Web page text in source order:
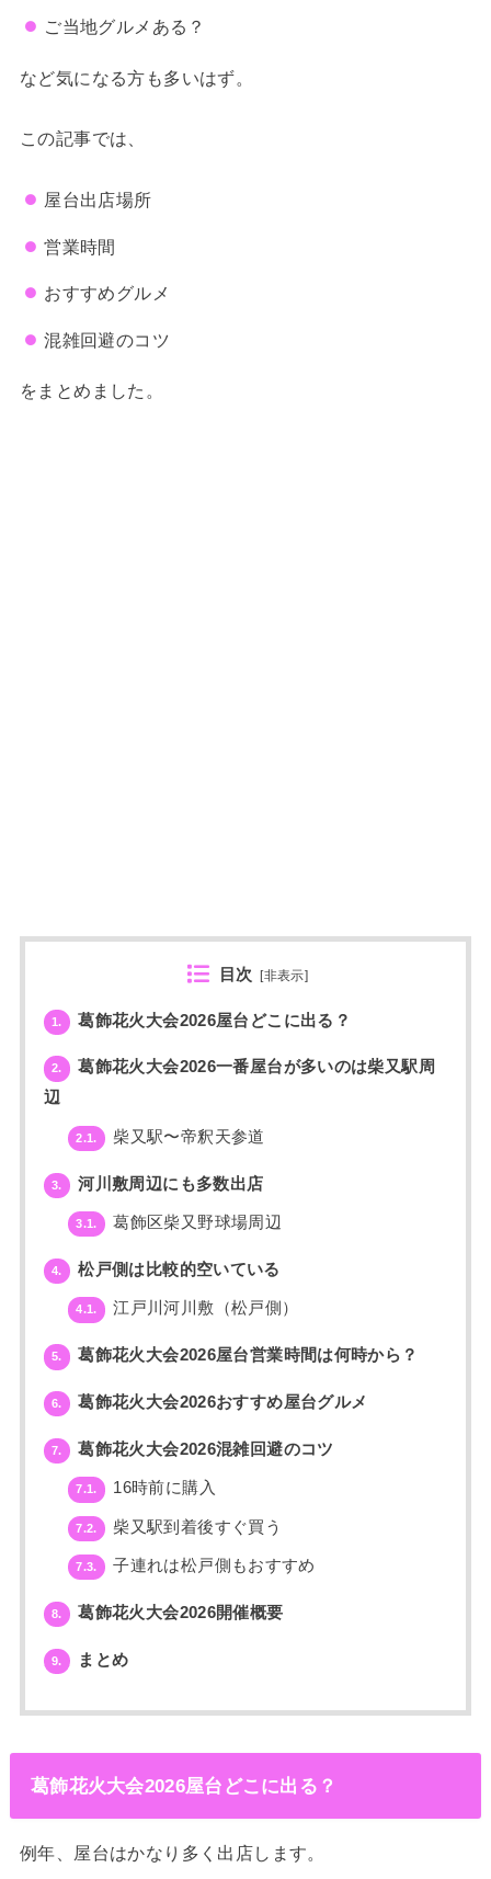
ご当地グルメある？
など気になる方も多いはず。
この記事では、
屋台出店場所
営業時間
おすすめグルメ
混雑回避のコツ
をまとめました。
目次 [非表示]
1. 葛飾花火大会2026屋台どこに出る？
2.
葛飾花火大会2026一番屋台が多いのは柴又駅周
辺
2.1. 柴又駅〜帝釈天参道
3. 河川敷周辺にも多数出店
3.1. 葛飾区柴又野球場周辺
4. 松戸側は比較的空いている
4.1. 江戸川河川敷（松戸側）
5. 葛飾花火大会2026屋台営業時間は何時から？
6. 葛飾花火大会2026おすすめ屋台グルメ
7. 葛飾花火大会2026混雑回避のコツ
7.1. 16時前に購入
7.2. 柴又駅到着後すぐ買う
7.3. 子連れは松戸側もおすすめ
8. 葛飾花火大会2026開催概要
9. まとめ
葛飾花火大会2026屋台どこに出る？
例年、屋台はかなり多く出店します。